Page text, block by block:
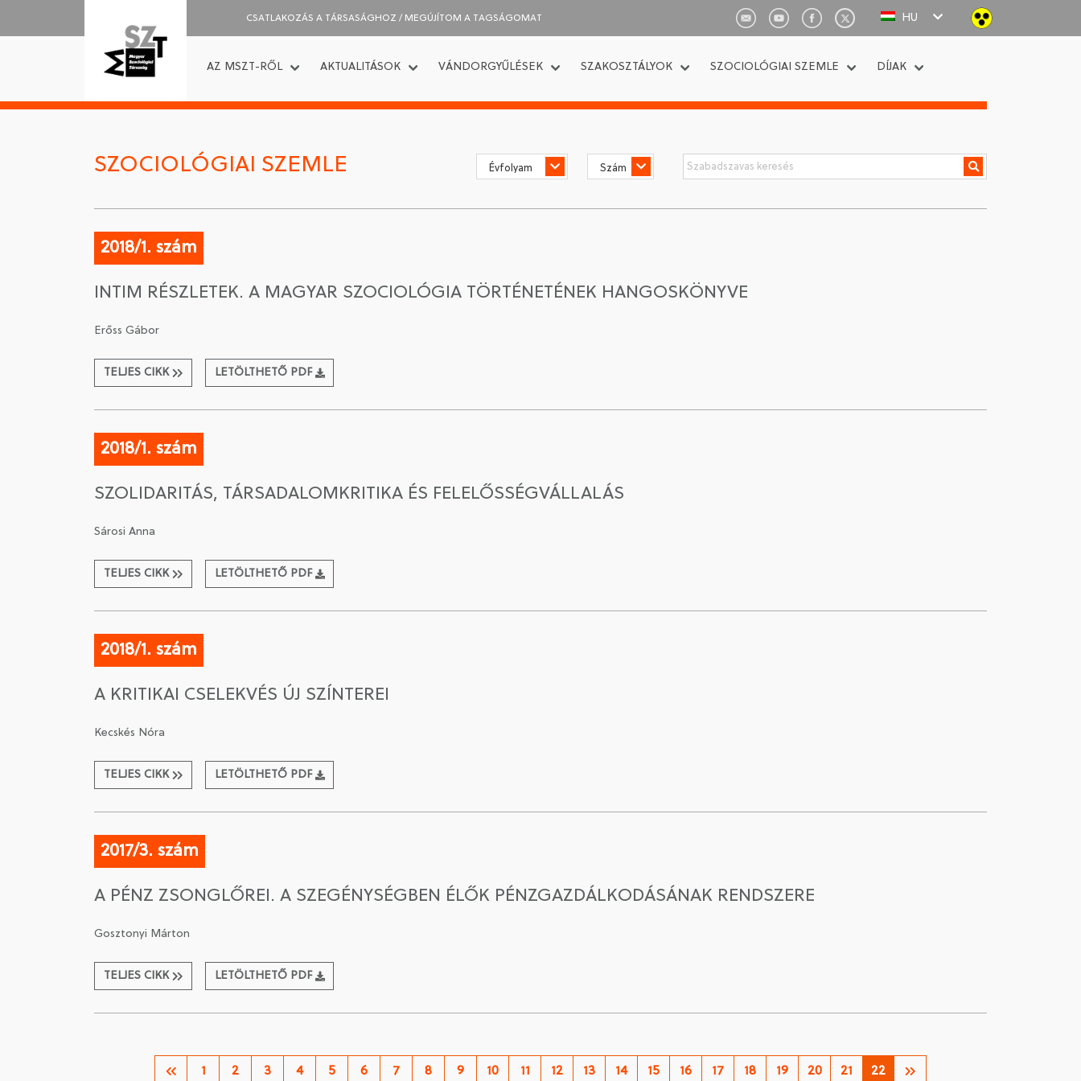
CSATLAKOZÁS A TÁRSASÁGHOZ / MEGÚJÍTOM A TAGSÁGOMAT HU
AZ MSZT-RŐL AKTUALITÁSOK VÁNDORGYŰLÉSEK SZAKOSZTÁLYOK SZOCIOLÓGIAI SZEMLE DÍJAK
SZOCIOLÓGIAI SZEMLE
2018/1. szám
INTIM RÉSZLETEK. A MAGYAR SZOCIOLÓGIA TÖRTÉNETÉNEK HANGOSKÖNYVE
Erőss Gábor
TELJES CIKK LETÖLTHETŐ PDF
2018/1. szám
SZOLIDARITÁS, TÁRSADALOMKRITIKA ÉS FELELŐSSÉGVÁLLALÁS
Sárosi Anna
TELJES CIKK LETÖLTHETŐ PDF
2018/1. szám
A KRITIKAI CSELEKVÉS ÚJ SZÍNTEREI
Kecskés Nóra
TELJES CIKK LETÖLTHETŐ PDF
2017/3. szám
A PÉNZ ZSONGLŐREI. A SZEGÉNYSÉGBEN ÉLŐK PÉNZGAZDÁLKODÁSÁNAK RENDSZERE
Gosztonyi Márton
TELJES CIKK LETÖLTHETŐ PDF
1 2 3 4 5 6 7 8 9 10 11 12 13 14 15 16 17 18 19 20 21 22